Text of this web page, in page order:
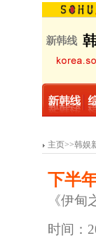
主页>>韩娱
下半
《伊
时间：